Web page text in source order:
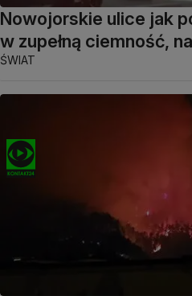
Nowojorskie ulice jak
w zupełną ciemność,
ŚWIAT